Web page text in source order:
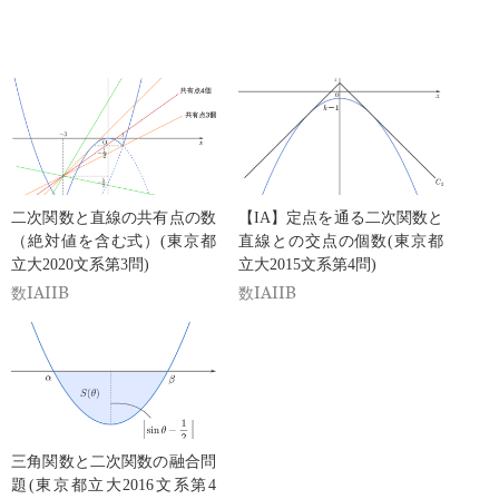
二次関数と直線の共有点の数
（絶対値を含む式）(東京都
立大2020文系第3問)
数IAIIB
【IA】定点を通る二次関数と
直線との交点の個数(東京都
立大2015文系第4問)
数IAIIB
三角関数と二次関数の融合問
題(東京都立大2016文系第4